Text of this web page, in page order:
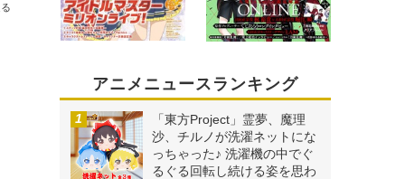
アニメニュースランキング
「東方Project」霊夢、魔理
沙、チルノが洗濯ネットにな
っちゃった♪ 洗濯機の中でぐ
るぐる回転し続ける姿を思わ